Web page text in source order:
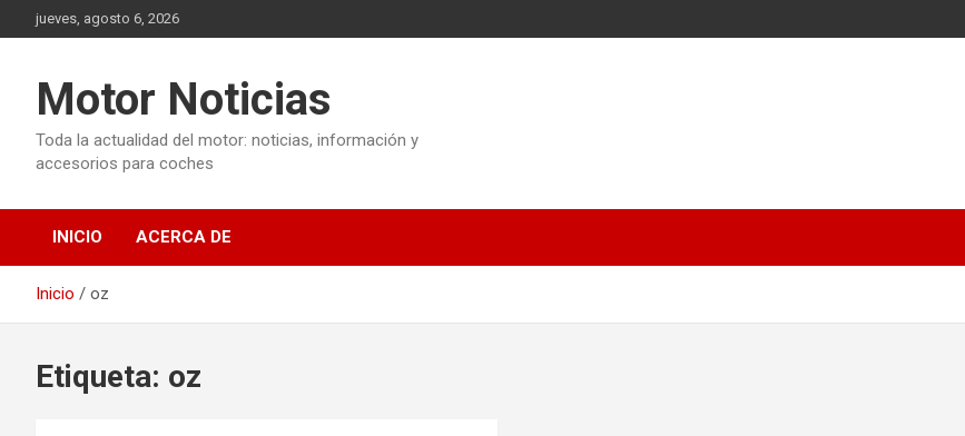
Saltar
al
jueves, agosto 6, 2026
Motor Noticias
Toda la actualidad del motor: noticias, información y
accesorios para coches
INICIO ACERCA DE
Inicio oz
Etiqueta: oz